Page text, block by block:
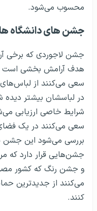
محسوب می‌شود.‌
جشن های دانشگاه
جشن لاجوردی که برخی
هدف آرامش بخشی است
سعی می‌کنند از
در لباسشان بیشتر
شرایط خاصی ارزیابی
سعی می‌کنند در یک
بررسی می‌شود این جشن
جشن‌هایی قرار دارد که
و جشن رنگ که کشور مصر
می‌کنند از جدیدترین
کنند.